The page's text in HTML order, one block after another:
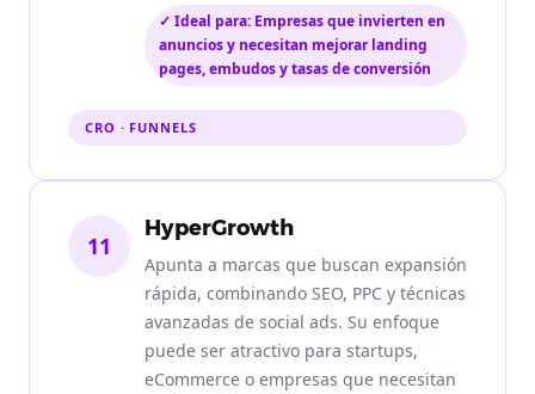
✓ Ideal para: Empresas que invierten en
anuncios y necesitan mejorar landing
pages, embudos y tasas de conversión
CRO · FUNNELS
11
HyperGrowth
Apunta a marcas que buscan expansión
rápida, combinando SEO, PPC y técnicas
avanzadas de social ads. Su enfoque
puede ser atractivo para startups,
eCommerce o empresas que necesitan